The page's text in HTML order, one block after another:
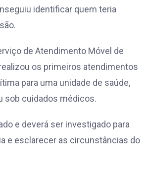
identificar quem teria
de Atendimento Móvel de
os primeiros atendimentos
para uma unidade de saúde,
sob cuidados médicos.
e deverá ser investigado para
e esclarecer as circunstâncias do